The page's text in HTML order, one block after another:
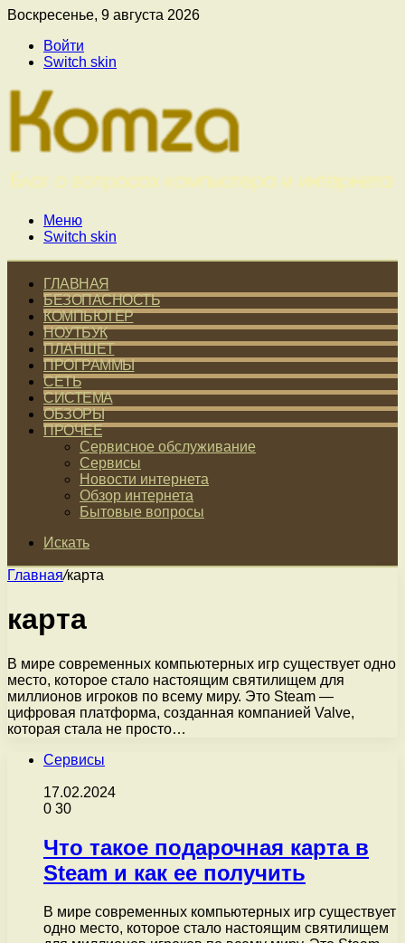
Воскресенье, 9 августа 2026
Войти
Switch skin
Меню
Switch skin
ГЛАВНАЯ
БЕЗОПАСНОСТЬ
КОМПЬЮТЕР
НОУТБУК
ПЛАНШЕТ
ПРОГРАММЫ
СЕТЬ
СИСТЕМА
ОБЗОРЫ
ПРОЧЕЕ
Сервисное обслуживание
Сервисы
Новости интернета
Обзор интернета
Бытовые вопросы
Искать
Главная/карта
карта
В мире современных компьютерных игр существует одно
место, которое стало настоящим святилищем для
миллионов игроков по всему миру. Это Steam —
цифровая платформа, созданная компанией Valve,
которая стала не просто…
Сервисы
17.02.2024
0 30
Что такое подарочная карта в
Steam и как ее получить
В мире современных компьютерных игр существует
одно место, которое стало настоящим святилищем